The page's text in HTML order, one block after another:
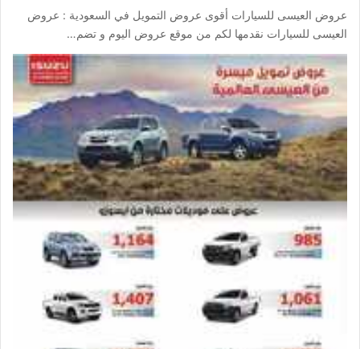
عروض العيسى للسيارات أقوى عروض التمويل في السعودية : عروض
العيسى للسيارات نقدمها لكم من موقع عروض اليوم و تضم…